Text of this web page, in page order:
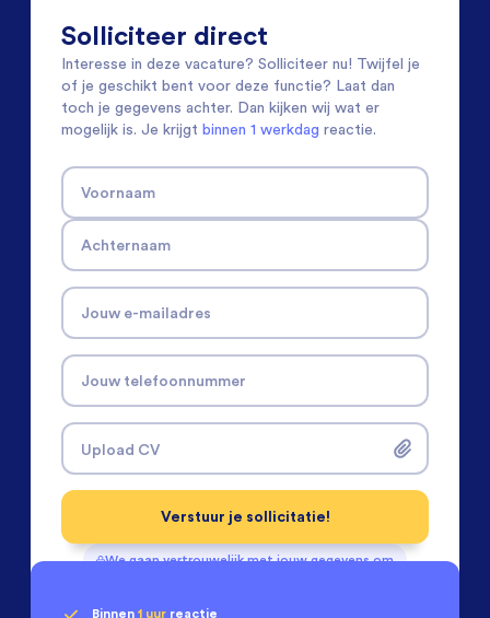
Solliciteer direct
Interesse in deze vacature? Solliciteer nu! Twijfel je
of je geschikt bent voor deze functie? Laat dan
toch je gegevens achter. Dan kijken wij wat er
mogelijk is. Je krijgt binnen 1 werkdag reactie.
Voornaam
Achternaam
Jouw e-mailadres
Jouw telefoonnummer
Upload CV
We gaan vertrouwelijk met jouw gegevens om
Verstuur je sollicitatie!
Binnen 1 uur reactie